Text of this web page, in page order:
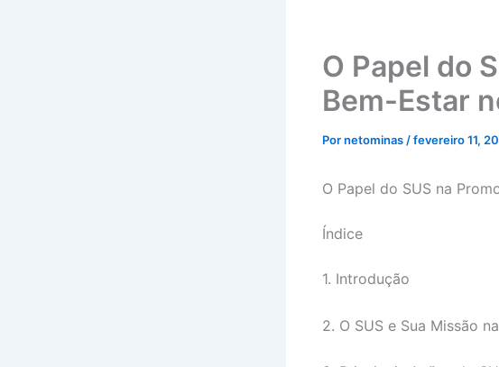
O Papel do
Bem-Estar
Pornetominas /fevereiro 11,
O Papel do SUS na
Índice
1. Introdução
2. O SUS e Sua Missão